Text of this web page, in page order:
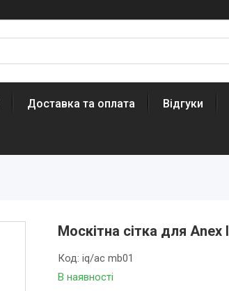
Доставка та оплата Відгуки
Москітна сітка для Anex
В наявності
Код: iq/ac mb01